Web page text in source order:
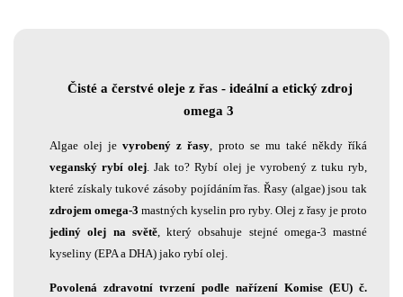
Čisté a čerstvé oleje z řas - ideální a etický zdroj
omega 3
Algae olej jevyrobený z řasy, proto se mu také někdy říká
veganský rybí olej. Jak to? Rybí olej je vyrobený z tuku ryb,
které získaly tukové zásoby pojídáním řas. Řasy (algae) jsou tak
zdrojem omega-3 mastných kyselin pro ryby. Olej z řasy je proto
jediný olej na světě, který obsahuje stejné omega-3 mastné
kyseliny (EPA a DHA) jako rybí olej.
Povolená zdravotní tvrzení podle nařízení Komise (EU) č.